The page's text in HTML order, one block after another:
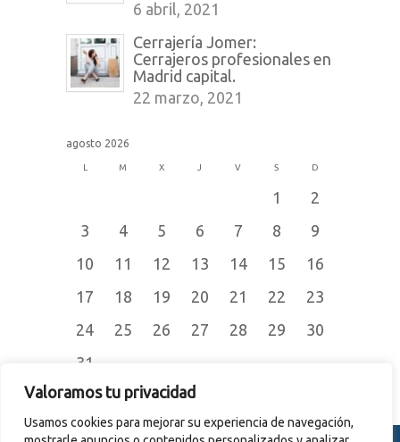
Valoramos tu privacidad
Usamos cookies para mejorar su experiencia de navegación,
6 abril, 2021
Cerrajería Jomer:
Cerrajeros profesionales en
Madrid capital.
22 marzo, 2021
agosto 2026
L M X J V S D
1
2
3
4 5 6 7 8
9
10
11 12 13 14 15
16
17
18 19 20 21 22
23
24
25 26 27 28 29
30
31
« Jul